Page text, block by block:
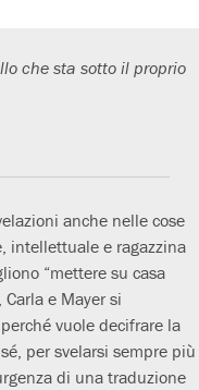
che sta sotto il proprio
anche nelle cose
intellettuale e ragazzina
“mettere su casa
e Mayer si
vuole decifrare la
per svelarsi sempre più
di una traduzione